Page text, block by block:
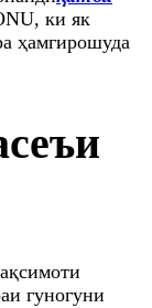
ки як
ҳамгирошуда
гуногуни